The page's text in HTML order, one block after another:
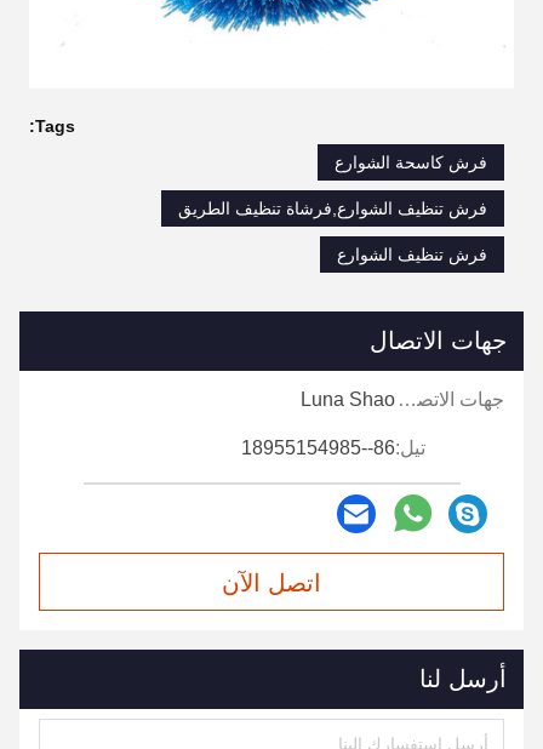
Tags:
فرش كاسحة الشوارع
فرش تنظيف الشوارع,فرشاة تنظيف الطريق
فرش تنظيف الشوارع
جهات الاتصال
جهات الاتصال: Luna Shao
تيل:86--18955154985
اتصل الآن
أرسل لنا